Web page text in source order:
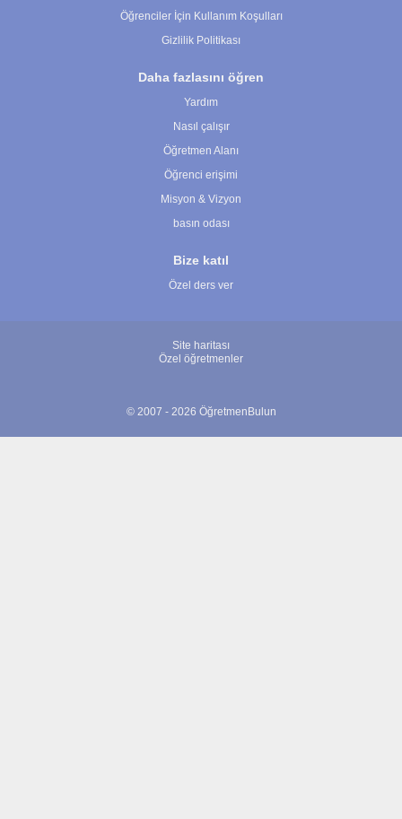
Öğrenciler İçin Kullanım Koşulları
Gizlilik Politikası
Daha fazlasını öğren
Yardım
Nasıl çalışır
Öğretmen Alanı
Öğrenci erişimi
Misyon & Vizyon
basın odası
Bize katıl
Özel ders ver
Site haritası
Özel öğretmenler
© 2007 - 2026 ÖğretmenBulun